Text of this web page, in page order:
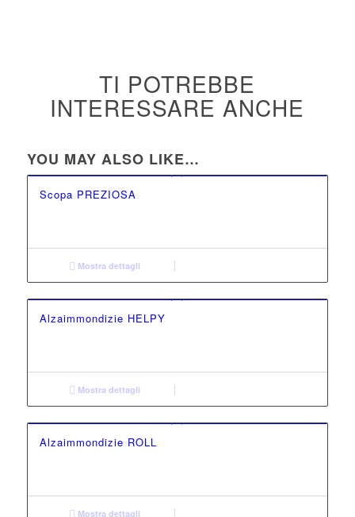
TI POTREBBE
INTERESSARE ANCHE
YOU MAY ALSO LIKE…
Scopa PREZIOSA
Mostra dettagli
Alzaimmondizie HELPY
Mostra dettagli
Alzaimmondizie ROLL
Mostra dettagli